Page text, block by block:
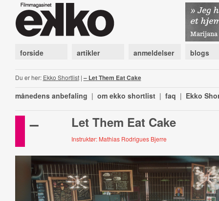
forside artikler anmeldelser blogs
Du er her: Ekko Shortlist| – Let Them Eat Cake
månedens anbefaling | om ekko shortlist | faq | Ekko
– Let Them Eat Cake
Instruktør: Mathias Rodrigues Bjerre